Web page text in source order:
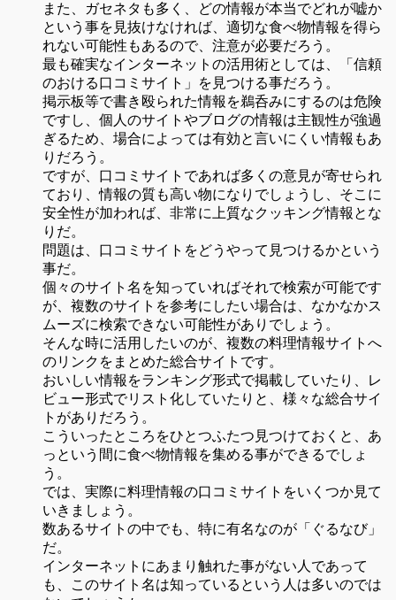
また、ガセネタも多く、どの情報が本当でどれが嘘か
という事を見抜けなければ、適切な食べ物情報を得ら
れない可能性もあるので、注意が必要だろう。
最も確実なインターネットの活用術としては、「信頼
のおける口コミサイト」を見つける事だろう。
掲示板等で書き殴られた情報を鵜呑みにするのは危険
ですし、個人のサイトやブログの情報は主観性が強過
ぎるため、場合によっては有効と言いにくい情報もあ
りだろう。
ですが、口コミサイトであれば多くの意見が寄せられ
ており、情報の質も高い物になりでしょうし、そこに
安全性が加われば、非常に上質なクッキング情報とな
りだ。
問題は、口コミサイトをどうやって見つけるかという
事だ。
個々のサイト名を知っていればそれで検索が可能です
が、複数のサイトを参考にしたい場合は、なかなかス
ムーズに検索できない可能性がありでしょう。
そんな時に活用したいのが、複数の料理情報サイトへ
のリンクをまとめた総合サイトです。
おいしい情報をランキング形式で掲載していたり、レ
ビュー形式でリスト化していたりと、様々な総合サイ
トがありだろう。
こういったところをひとつふたつ見つけておくと、あ
っという間に食べ物情報を集める事ができるでしょ
う。
では、実際に料理情報の口コミサイトをいくつか見て
いきましょう。
数あるサイトの中でも、特に有名なのが「ぐるなび」
だ。
インターネットにあまり触れた事がない人であって
も、このサイト名は知っているという人は多いのでは